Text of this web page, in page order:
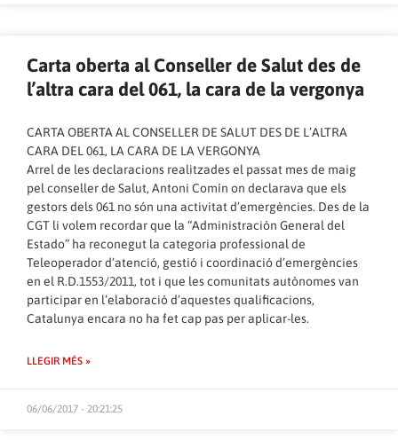
Carta oberta al Conseller de Salut des de
l’altra cara del 061, la cara de la vergonya
CARTA OBERTA AL CONSELLER DE SALUT DES DE L’ALTRA
CARA DEL 061, LA CARA DE LA VERGONYA
Arrel de les declaracions realitzades el passat mes de maig
pel conseller de Salut, Antoni Comín on declarava que els
gestors dels 061 no són una activitat d’emergències. Des de la
CGT li volem recordar que la “Administración General del
Estado” ha reconegut la categoria professional de
Teleoperador d’atenció, gestió i coordinació d’emergències
en el R.D.1553/2011, tot i que les comunitats autònomes van
participar en l’elaboració d’aquestes qualificacions,
Catalunya encara no ha fet cap pas per aplicar-les.
LLEGIR MÉS »
06/06/2017 - 20:21:25